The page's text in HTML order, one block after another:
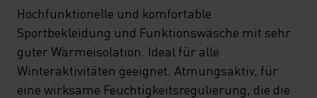
Hochfunktionelle und komfortable
Sportbekleidung und Funktionswäsche mit sehr
guter Wärmeisolation. Ideal für alle
Winteraktivitäten geeignet. Atmungsaktiv, für
eine wirksame Feuchtigkeitsregulierung, die die